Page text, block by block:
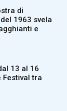
di
1963 svela
e
13 al 16
Festival tra